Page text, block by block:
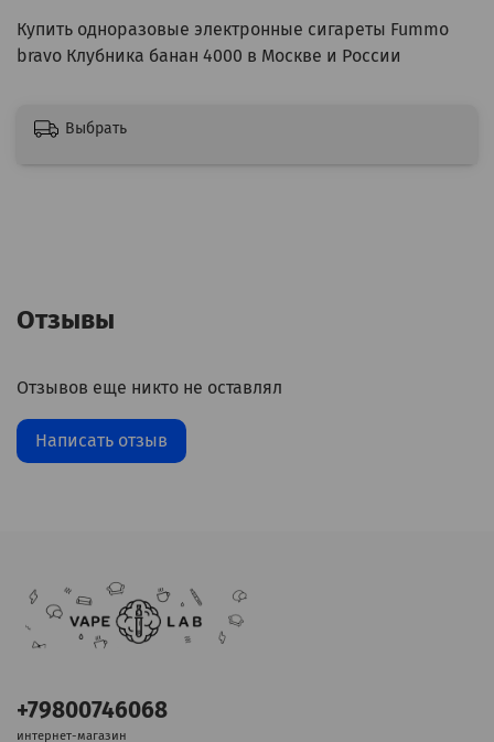
Купить одноразовые электронные сигареты Fummo
bravo Клубника банан 4000 в Москве и России
Выбрать
Отзывы
Отзывов еще никто не оставлял
Написать отзыв
+79800746068
интернет-магазин